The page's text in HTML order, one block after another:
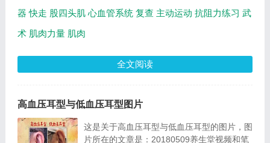
器 快走 股四头肌 心血管系统 复查 主动运动 抗阻力练习 武
术 肌肉力量 肌肉
全文阅读
高血压耳型与低血压耳型图片
这是关于高血压耳型与低血压耳型的图片，图
片所在的文章是：20180509养生堂视频和笔